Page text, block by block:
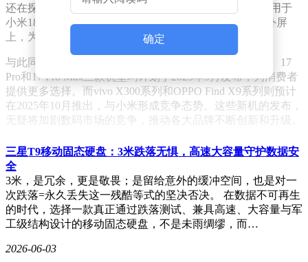
还在探索基于AI的桌面体验，这一创新技术不仅有望应用于
小米18 Pro系列，还可能出现在小米新款折叠屏手机的外屏
上，为用户带来更加智能化的使用感受。
与此同时，小米17系列也传出了新消息。据悉，小米17、17
Pro和17 Pro Max三款机型均计划于2025年9月发布，为消费者
提供更多选择。而vivo X300系列和OPPO Find X9系列则预计
在2025年10月推出，与小米形成竞争态势。这些新机的发布，
无疑将加剧数码市场的竞争，推动各大品牌不断创新和升级。
确定
三星T9移动固态硬盘：3米跌落无惧，高速大容量守护数据安
全
3米，是冗余，更是敬畏；是留给意外的缓冲空间，也是对一
次跌落=永久丢失这一残酷等式的坚决否决。 在数据不可再生
的时代，选择一款真正通过跌落测试、兼具高速、大容量与军
工级结构设计的移动固态硬盘，不是未雨绸缪，而…
2026-06-03